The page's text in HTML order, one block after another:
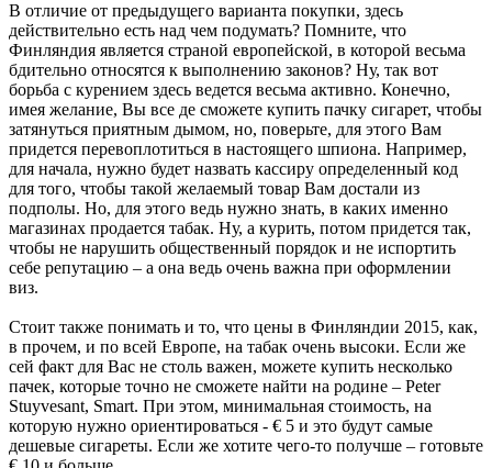
В отличие от предыдущего варианта покупки, здесь
действительно есть над чем подумать? Помните, что
Финляндия является страной европейской, в которой весьма
бдительно относятся к выполнению законов? Ну, так вот
борьба с курением здесь ведется весьма активно. Конечно,
имея желание, Вы все де сможете купить пачку сигарет, чтобы
затянуться приятным дымом, но, поверьте, для этого Вам
придется перевоплотиться в настоящего шпиона. Например,
для начала, нужно будет назвать кассиру определенный код
для того, чтобы такой желаемый товар Вам достали из
подполы. Но, для этого ведь нужно знать, в каких именно
магазинах продается табак. Ну, а курить, потом придется так,
чтобы не нарушить общественный порядок и не испортить
себе репутацию – а она ведь очень важна при оформлении
виз.
Стоит также понимать и то, что цены в Финляндии 2015, как,
в прочем, и по всей Европе, на табак очень высоки. Если же
сей факт для Вас не столь важен, можете купить несколько
пачек, которые точно не сможете найти на родине – Peter
Stuyvesant, Smart. При этом, минимальная стоимость, на
которую нужно ориентироваться - € 5 и это будут самые
дешевые сигареты. Если же хотите чего-то получше – готовьте